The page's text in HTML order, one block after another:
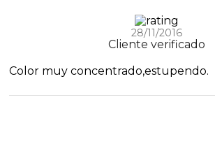
28/11/2016
Cliente verificado
Color muy concentrado,estupendo.